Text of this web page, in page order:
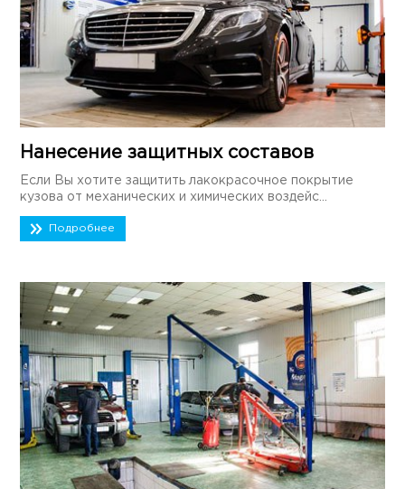
Нанесение защитных составов
Если Вы хотите защитить лакокрасочное покрытие
кузова от механических и химических воздейс...
Подробнее